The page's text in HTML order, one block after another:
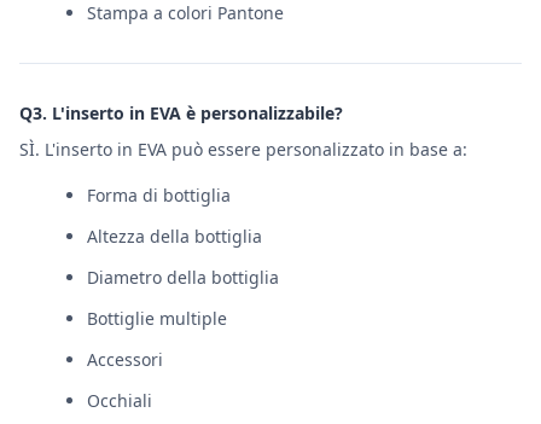
Stampa a colori Pantone
Q3. L'inserto in EVA è personalizzabile?
SÌ. L'inserto in EVA può essere personalizzato in base a:
Forma di bottiglia
Altezza della bottiglia
Diametro della bottiglia
Bottiglie multiple
Accessori
Occhiali